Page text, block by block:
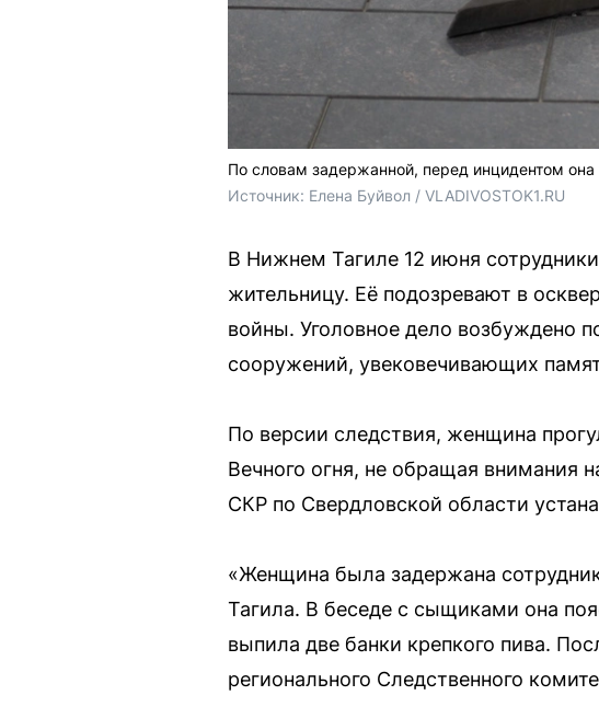
По словам задержанной, перед инцидентом она
Источник: Елена Буйвол / VLADIVOSTOK1.RU
В Нижнем Тагиле 12 июня
жительницу. Её подозревают в
войны. Уголовное дело возбуждено
сооружений, увековечивающих
По версии следствия, женщина
Вечного огня, не обращая внимания
СКР по Свердловской области
«Женщина была задержана
Тагила. В беседе с сыщиками она
выпила две банки крепкого пива.
регионального Следственного